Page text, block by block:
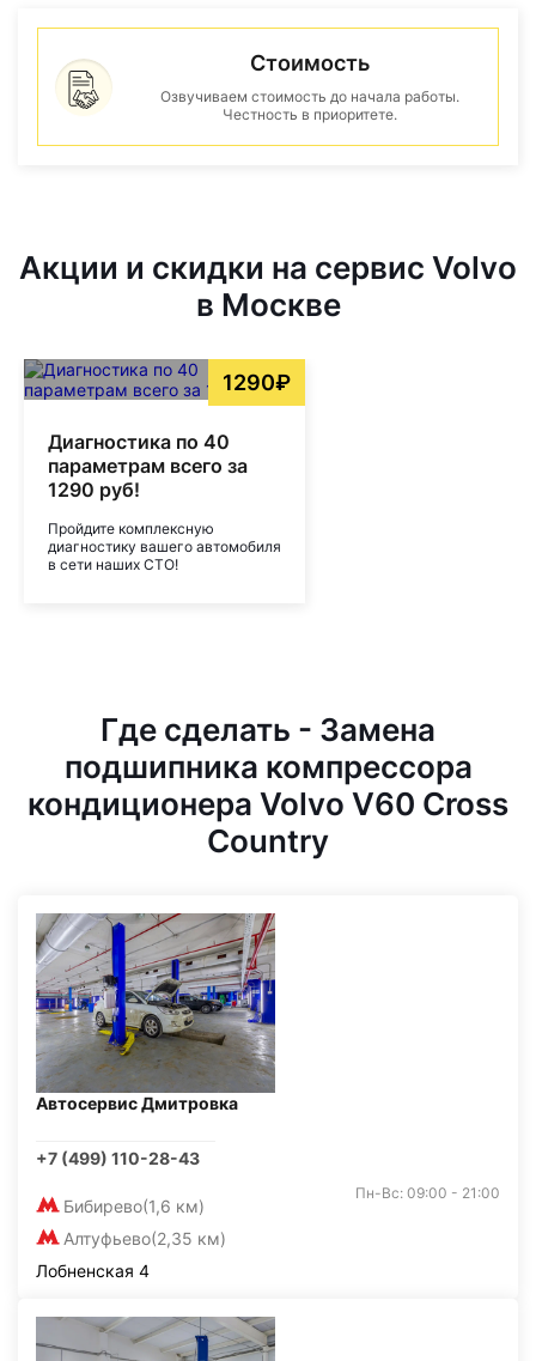
Стоимость
Озвучиваем стоимость до начала работы.
Честность в приоритете.
Акции и скидки на сервис Volvo
в Москве
1290₽
Диагностика по 40
параметрам всего за
1290 руб!
Пройдите комплексную
диагностику вашего автомобиля
в сети наших СТО!
Где сделать - Замена
подшипника компрессора
кондиционера Volvo V60 Cross
Country
Автосервис Дмитровка
+7 (499) 110-28-43
Бибирево(1,6 км)
Алтуфьево(2,35 км)
Пн-Вс: 09:00 - 21:00
Лобненская 4